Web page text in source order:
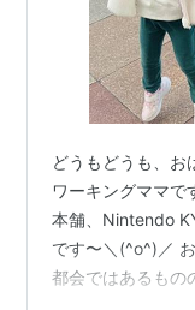
どうもどうも、お
ワーキングママで
本舗、Nintendo
です〜＼(^o^)／
都会ではあるもの